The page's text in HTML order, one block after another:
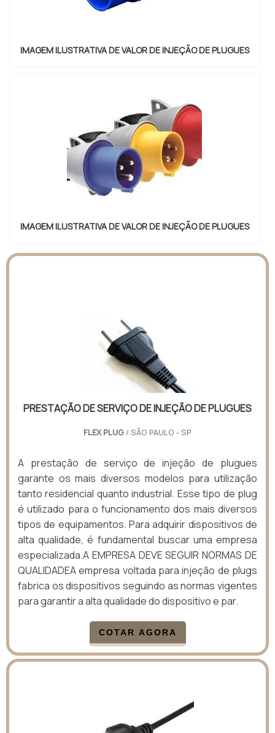
IMAGEM ILUSTRATIVA DE VALOR DE INJEÇÃO DE PLUGUES
IMAGEM ILUSTRATIVA DE VALOR DE INJEÇÃO DE PLUGUES
PRESTAÇÃO DE SERVIÇO DE INJEÇÃO DE PLUGUES
FLEX PLUG / SÃO PAULO - SP
A prestação de serviço de injeção de plugues
garante os mais diversos modelos para utilização
tanto residencial quanto industrial. Esse tipo de plug
é utilizado para o funcionamento dos mais diversos
tipos de equipamentos. Para adquirir dispositivos de
alta qualidade, é fundamental buscar uma empresa
especializada.A EMPRESA DEVE SEGUIR NORMAS DE
QUALIDADEA empresa voltada para injeção de plugs
fabrica os dispositivos seguindo as normas vigentes
para garantir a alta qualidade do dispositivo e par.
COTAR AGORA